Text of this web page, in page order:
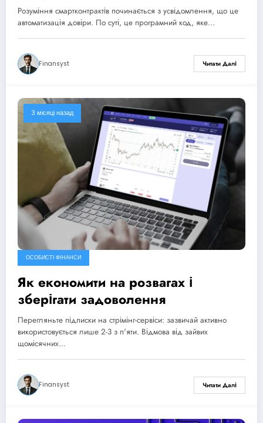
Розуміння смартконтрактів починається з усвідомлення, що це
автоматизація довіри. По суті, це програмний код, яке…
Finansyst Читати Далі
3 місяці назад
ОСОБИСТІ ФІНАНСИ
Як економити на розвагах і
зберігати задоволення
Перегляньте підписки на стрімінг-сервіси: зазвичай активно
використовується лише 2-3 з п'яти. Відмова від зайвих
щомісячних…
Finansyst Читати Далі